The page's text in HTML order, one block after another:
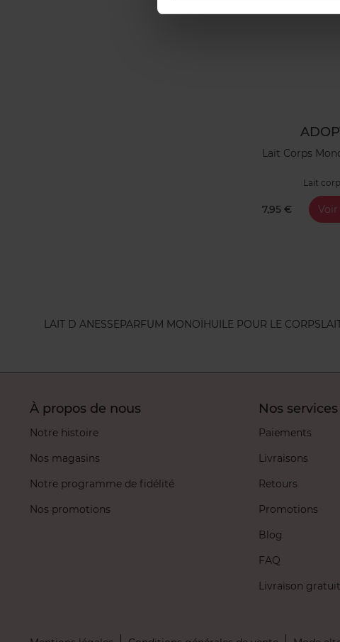
Lait Corps
Lait
7,95 €
LAIT D ANESSEPARFUM MONOÏHUILE POUR LE CORPS
À propos de nous
Notre histoire
Nos magasins
Notre programme de fidélité
Nos promotions
Nos services
Paiements
Livraisons
Retours
Promotions
Blog
FAQ
Livraison